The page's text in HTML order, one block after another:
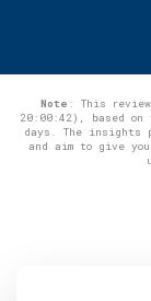
Note : This
20:00:42), based
days. The insights
and aim to give